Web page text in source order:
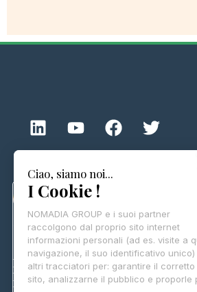
Thomas Fredon
I responsabili delle operazioni possono
contare su un potente strumento di
supporto decisionale che automatizza
l’ottimizzazione dei percorsi,
l’efficienza e migliorando le